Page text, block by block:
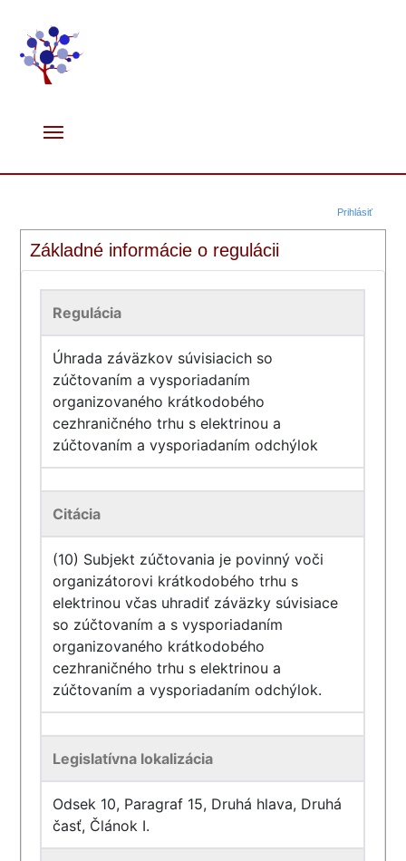
Prihlásiť
Základné informácie o regulácii
Regulácia
Úhrada záväzkov súvisiacich so
zúčtovaním a vysporiadaním
organizovaného krátkodobého
cezhraničného trhu s elektrinou a
zúčtovaním a vysporiadaním odchýlok
Citácia
(10) Subjekt zúčtovania je povinný voči
organizátorovi krátkodobého trhu s
elektrinou včas uhradiť záväzky súvisiace
so zúčtovaním a s vysporiadaním
organizovaného krátkodobého
cezhraničného trhu s elektrinou a
zúčtovaním a vysporiadaním odchýlok.
Legislatívna lokalizácia
Odsek 10, Paragraf 15, Druhá hlava, Druhá
časť, Článok I.